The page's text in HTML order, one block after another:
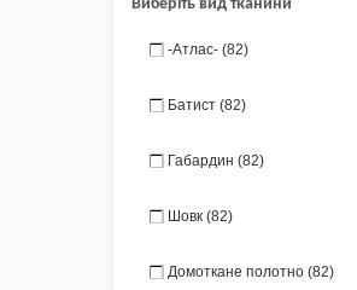
Виберіть вид тканини
-Атлас- (82)
Батист (82)
Габардин (82)
Шовк (82)
Домоткане полотно (82)